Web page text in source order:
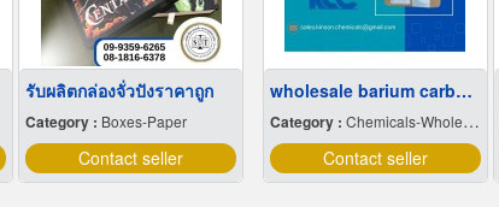
รับผลิตกล่องจั่วปังราคาถูก
Category : Boxes-Paper
Contact seller
wholesale barium carbonate
Category : Chemicals-Wholesale & Manufacturers
Contact seller